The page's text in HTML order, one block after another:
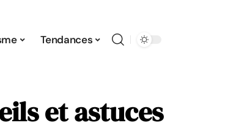
Tendances
et astuces